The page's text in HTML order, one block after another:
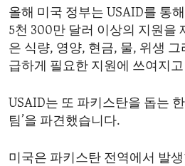
올해 미국 정부는 USAID를 통
5천 300만 달러 이상의 지원을
은 식량, 영양, 현금, 물, 위생
급하게 필요한 지원에 쓰여지
USAID는 또 파키스탄을 돕는
팀’을 파견했습니다.
미국은 파키스탄 전역에서 발